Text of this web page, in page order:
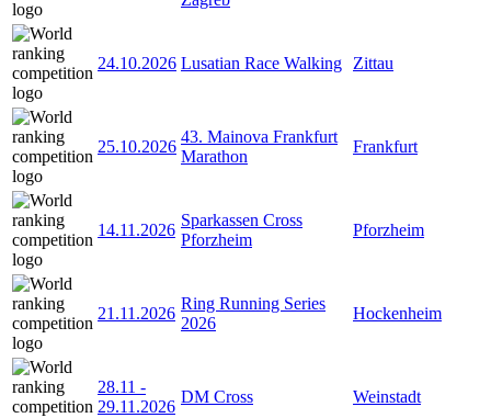
24.10.2026 Lusatian Race Walking Zittau
25.10.2026
43. Mainova Frankfurt
Marathon
Frankfurt
14.11.2026
Sparkassen Cross
Pforzheim
Pforzheim
21.11.2026
Ring Running Series
2026
Hockenheim
28.11 -
29.11.2026
DM Cross Weinstadt